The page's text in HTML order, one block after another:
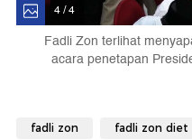
4 / 4
Fadli Zon terlihat
acara penetapan
fadli zon fadli zon diet